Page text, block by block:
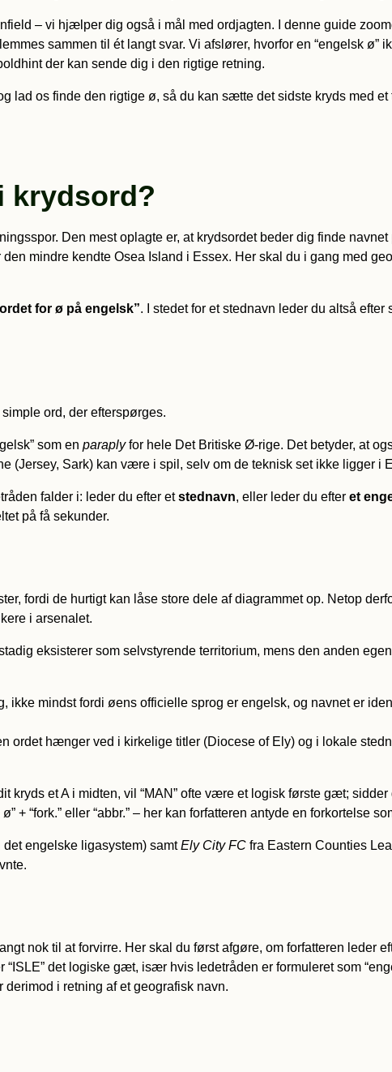
– vi hjælper dig også i mål med ordjagten. I denne guide
sammen til ét langt svar. Vi afslører, hvorfor en “engelsk ø”
der kan sende dig i den rigtige retning.
lad os finde den rigtige ø, så du kan sætte det sidste kryds med et
krydsord?
Den mest oplagte er, at krydsordet beder dig finde navnet
mindre kendte Osea Island i Essex. Her skal du i gang med
for ø på engelsk”. I stedet for et stednavn leder du altså
ord, der efterspørges.
som en paraplyfor hele Det Britiske Ø-rige. Det betyder, at
(Jersey, Sark) kan være i spil, selv om de teknisk set ikke ligger i
falder i: leder du efter etstednavn, eller leder du efter et
på få sekunder.
fordi de hurtigt kan låse store dele af diagrammet op. Netop
i arsenalet.
eksisterer som selvstyrende territorium, mens den anden
mindst fordi øens officielle sprog er engelsk, og navnet er
ordet hænger ved i kirkelige titler (Diocese of Ely) og i lokale
et A i midten, vil “MAN” ofte være et logisk første gæt; sidder
+ “fork.” eller “abbr.” – her kan forfatteren antyde en forkortelse
det engelske ligasystem) samtEly City FC fra Eastern Counties
nok til at forvirre. Her skal du først afgøre, om forfatteren leder
det logiske gæt, især hvis ledetråden er formuleret som
derimod i retning af et geografisk navn.